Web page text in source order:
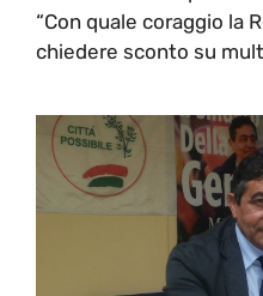
“Con quale coraggio la
chiedere sconto su